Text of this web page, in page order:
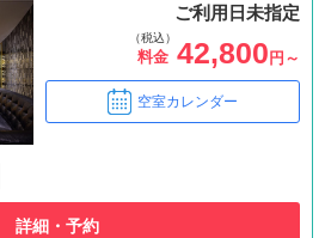
ご利用日未指定
（税込）
料金 42,800 円～
空室カレンダー
詳細・予約